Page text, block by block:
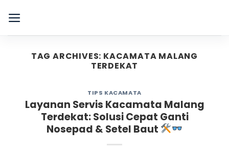
TAG ARCHIVES: KACAMATA MALANG
TERDEKAT
TIPS KACAMATA
Layanan Servis Kacamata Malang
Terdekat: Solusi Cepat Ganti
Nosepad & Setel Baut